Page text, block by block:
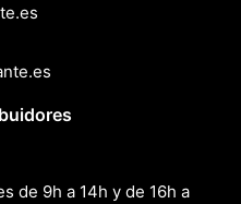
de 9h a 14h y de 16h a